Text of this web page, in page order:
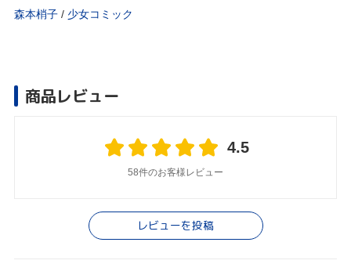
森本梢子 / 少女コミック
商品レビュー
4.5
58件のお客様レビュー
レビューを投稿